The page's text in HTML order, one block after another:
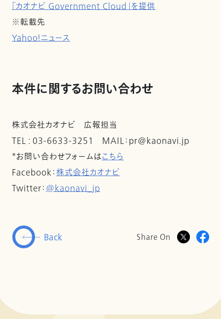
「カオナビ Government Cloud」を提供
※転載先
Yahoo！ニュース
本件に関するお問い合わせ
株式会社カオナビ 広報担当
TEL : 03-6633-3251 MAIL：pr@kaonavi.jp
*お問い合わせフォームはこちら
Facebook：株式会社カオナビ
Twitter：@kaonavi_jp
Back Share On